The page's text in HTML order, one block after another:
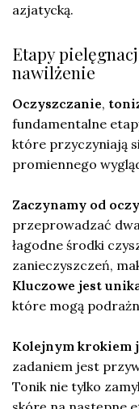
azjatycką.
Etapy
nawilżenie
Oczyszczanie,
fundamentalne
które przyczyniają
promiennego
Zaczynamy od
przeprowadzać
łagodne środki
zanieczyszczeń,
Kluczowe jest
które mogą
Kolejnym krokiem
zadaniem jest
Tonik nie tylko